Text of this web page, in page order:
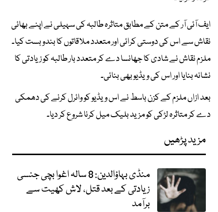
ایف آئی آر کے متن کے مطابق متاثرہ طالبہ کی سہیلی نے اپنے بھائی
نقاش سے اس کی دوستی کرائی اور متعدد ملاقاتوں کا بندوبست کیا۔
ملزم نقاش نے شادی کا جھانسا دے کر متعدد بار طالبہ کو زیادتی کا
نشانہ بنایا اور اس کی ویڈیو بھی بنائی۔
بعد ازاں ملزم کے کزن باسط نے اس ویڈیو کو وائرل کرنے کی دھمکی
دے کر متاثرہ لڑکی کو مزید بلیک میل کرنا شروع کر دیا۔
مزید پڑھیں
منڈی بہاؤالدین: 8 سالہ اغوا بچی جنسی
زیادتی کے بعد قتل، لاش کھیت سے
برآمد